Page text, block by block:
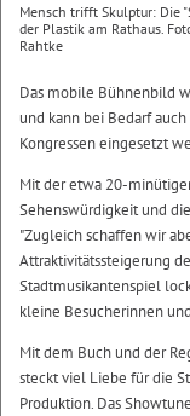
Mensch trifft Skulptur: Die
der Plastik am Rathaus.
Rahtke
Das mobile Bühnenbild
und kann bei Bedarf
Kongressen eingesetzt
Mit der etwa 20-
Sehenswürdigkeit und
"Zugleich schaffen wir
Attraktivitätssteigerung
Stadtmusikantenspiel
kleine Besucherinnen
Mit dem Buch und der
steckt viel Liebe für die
Produktion. Das